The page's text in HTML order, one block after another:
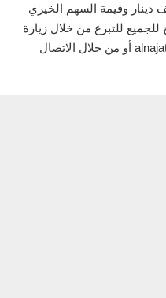
الحملة تحقيق مبلغ 100 ألف دينار وقيمة السهم الخيري
للجميع للتبرع من خلال زيارة
حسابات الجمعية عبر حساب @alnajatorg أو من خلال الاتصال